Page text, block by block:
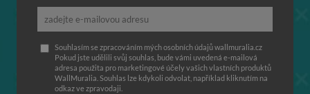
Souhlasím se zpracováním mých osobních údajů wallmuralia.cz
Pokud jste udělili svůj souhlas, bude vámi uvedená e-mailová
adresa použita pro marketingové účely vašich vlastních produktů
WallMuralia. Souhlas lze kdykoli odvolat, například kliknutím na
odkaz ve zpravodaji.